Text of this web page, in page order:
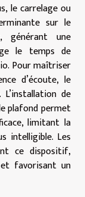
le carrelage ou
sur le
générant une
le temps de
Pour maîtriser
d’écoute, le
de
plafond permet
limitant la
intelligible. Les
ce dispositif,
favorisant un